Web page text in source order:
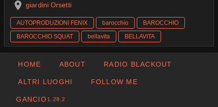
giardini Orsetti
AUTOPRODUZIONI FENIX barocchio
BAROCCHIO
BAROCCHIO SQUAT
bellavita BELLAVITA
HOME ABOUT RADIO BLACKOUT
ALTRI LUOGHI FOLLOW ME
GANCIO 1.28.2